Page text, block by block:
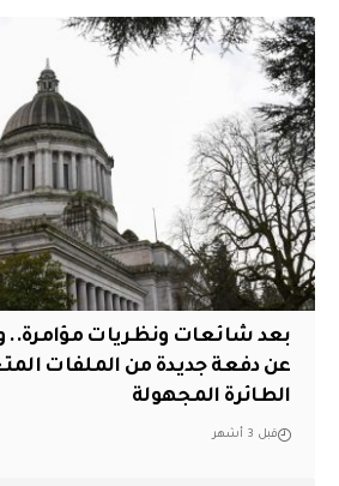
بعد شائعات ونظريات مؤامرة..
عن دفعة جديدة من الملفات
الطائرة المجهولة
قبل 3 أشهر